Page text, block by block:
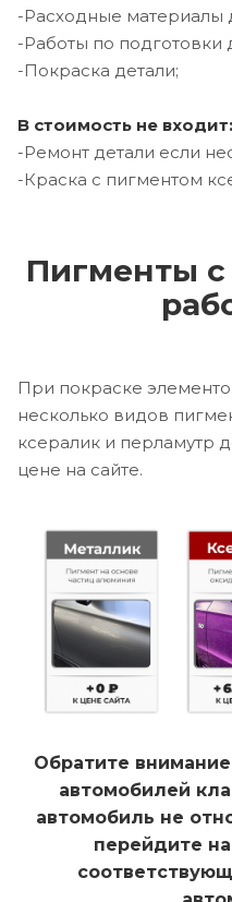
-Расходные материалы
-Работы по подготовки
-Покраска детали;
В стоимость не входит:
-Ремонт детали если
-Краска с пигментом
Пигменты
При покраске
несколько видов
ксералик и перламутр
цене на сайте.
Обратите
автомобилей
автомобиль не
перейдите